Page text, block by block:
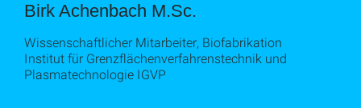
Birk Achenbach M.Sc.
Wissenschaftlicher Mitarbeiter, Biofabrikation
Institut für Grenzflächenverfahrenstechnik und
Plasmatechnologie IGVP